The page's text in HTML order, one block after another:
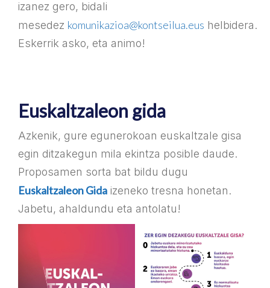
izanez gero, bidali
mesedez komunikazioa@kontseilua.eus helbidera.
Eskerrik asko, eta animo!
Euskaltzaleon gida
Azkenik, gure egunerokoan euskaltzale gisa
egin ditzakegun mila ekintza posible daude.
Proposamen sorta bat bildu dugu
Euskaltzaleon Gida izeneko tresna honetan.
Jabetu, ahaldundu eta antolatu!